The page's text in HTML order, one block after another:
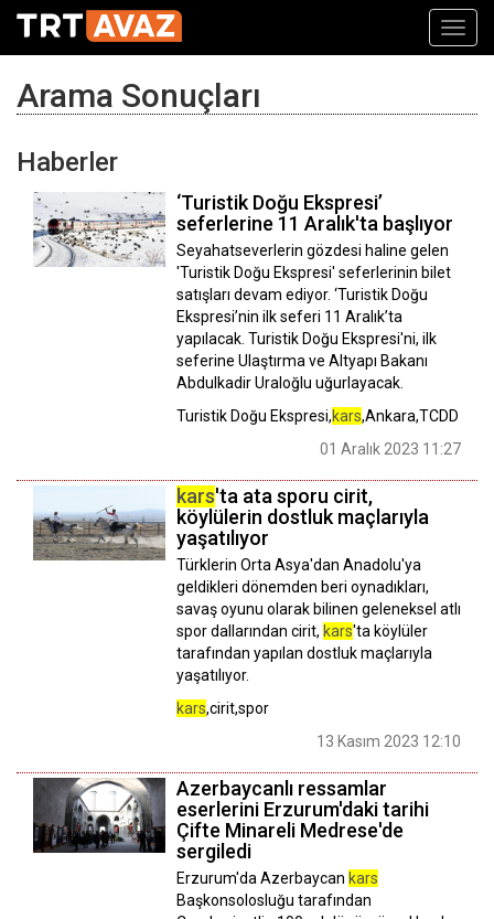
Arama Sonuçları
Haberler
‘Turistik Doğu Ekspresi’
seferlerine 11 Aralık'ta başlıyor
Seyahatseverlerin gözdesi haline gelen
'Turistik Doğu Ekspresi' seferlerinin bilet
satışları devam ediyor. ‘Turistik Doğu
Ekspresi’nin ilk seferi 11 Aralık’ta
yapılacak. Turistik Doğu Ekspresi'ni, ilk
seferine Ulaştırma ve Altyapı Bakanı
Abdulkadir Uraloğlu uğurlayacak.
Turistik Doğu Ekspresi,kars,Ankara,TCDD
01 Aralık 2023 11:27
kars'ta ata sporu cirit,
köylülerin dostluk maçlarıyla
yaşatılıyor
Türklerin Orta Asya'dan Anadolu'ya
geldikleri dönemden beri oynadıkları,
savaş oyunu olarak bilinen geleneksel atlı
spor dallarından cirit, kars'ta köylüler
tarafından yapılan dostluk maçlarıyla
yaşatılıyor.
kars,cirit,spor
13 Kasım 2023 12:10
Azerbaycanlı ressamlar
eserlerini Erzurum'daki tarihi
Çifte Minareli Medrese'de
sergiledi
Erzurum'da Azerbaycan kars
Başkonsolosluğu tarafından